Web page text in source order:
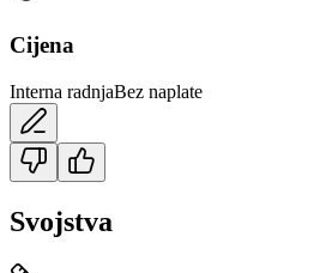
Cijena
Interna radnjaBez naplate
Svojstva